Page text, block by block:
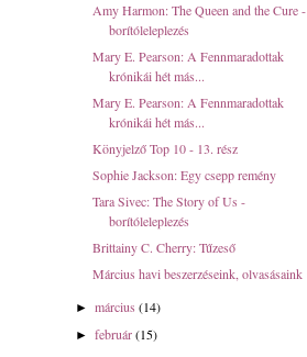
Amy Harmon: The Queen and the Cure -
borítóleleplezés
Mary E. Pearson: A Fennmaradottak
krónikái hét más...
Mary E. Pearson: A Fennmaradottak
krónikái hét más...
Könyjelző Top 10 - 13. rész
Sophie Jackson: Egy csepp remény
Tara Sivec: The Story of Us -
borítóleleplezés
Brittainy C. Cherry: Tűzeső
Március havi beszerzéseink, olvasásaink
►március (14)
►február (15)